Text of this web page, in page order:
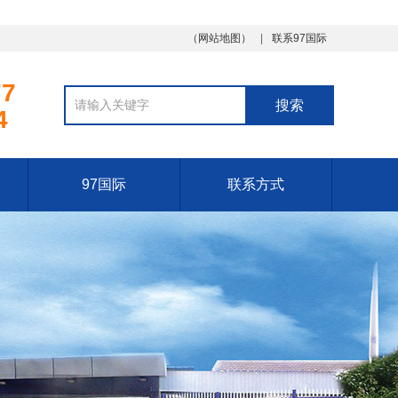
（ 网站地图 ） 联系97国际
97国际 联系方式